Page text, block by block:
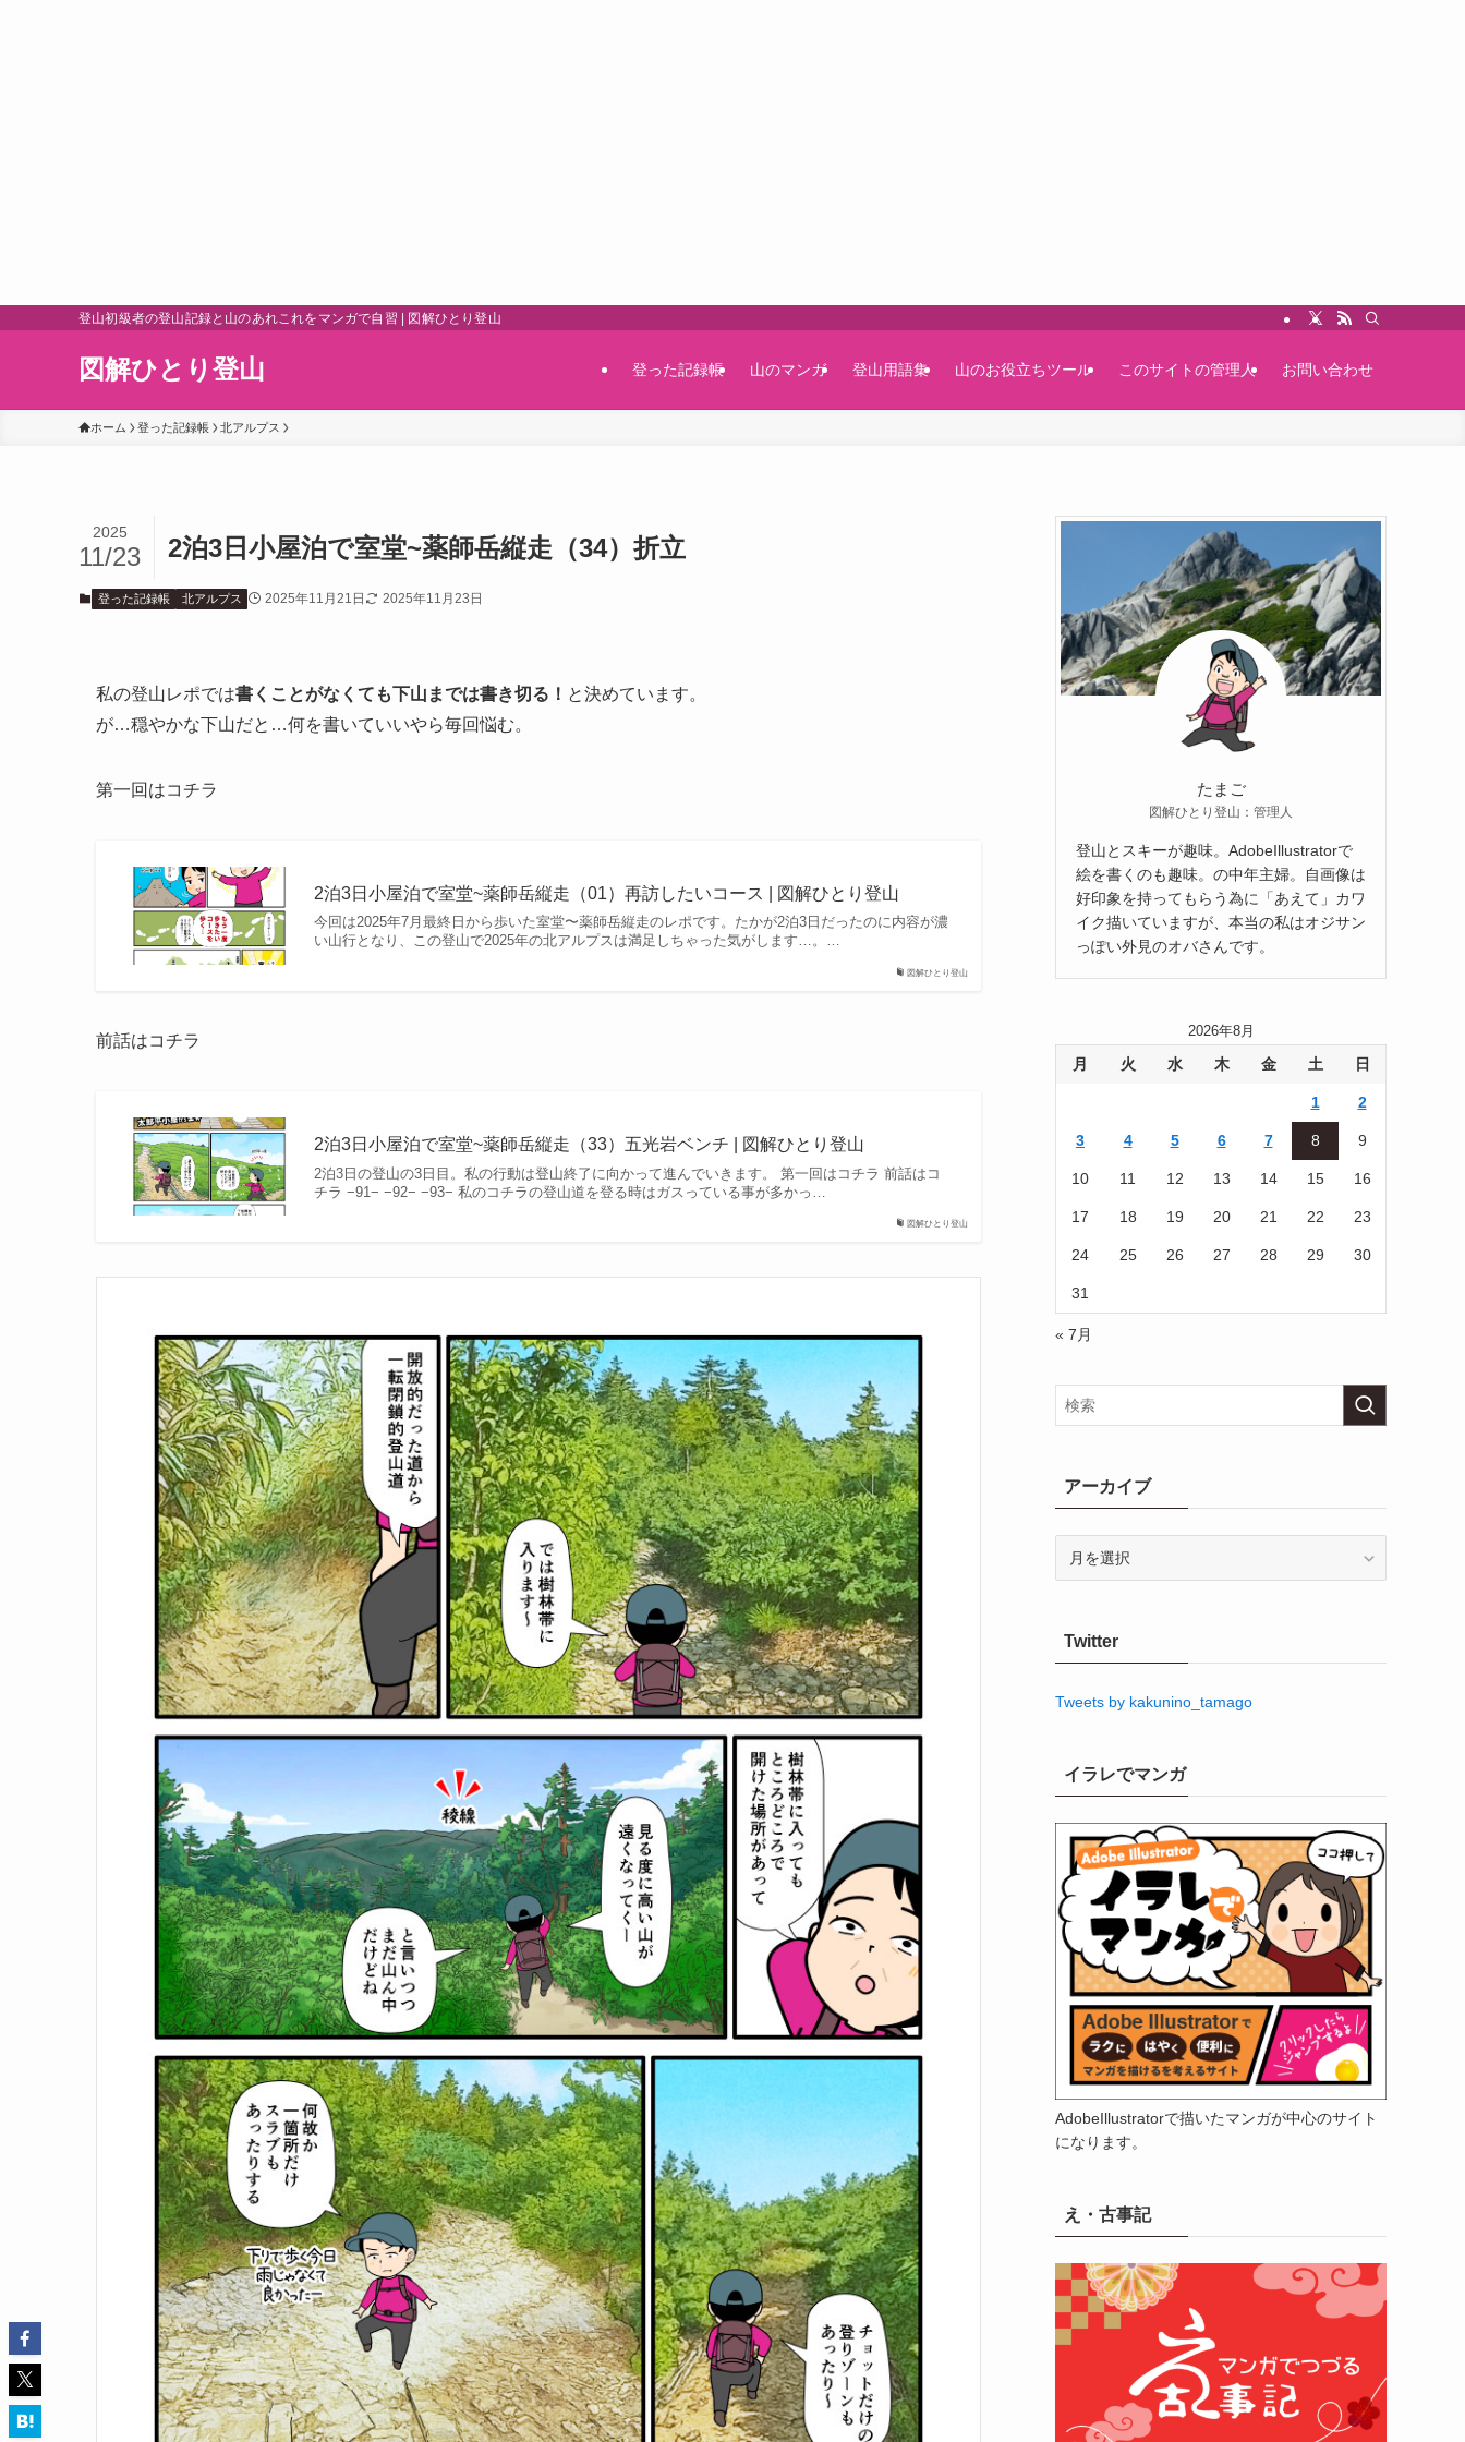
登山初級者の登山記録と山のあれこれをマンガで自習 | 図解ひとり登山
図解ひとり登山 登った記録帳 山のマンガ 登山用語集 山のお役立ちツール このサイトの管理人 お問い合わせ
ホーム 登った記録帳 北アルプス
2泊3日小屋泊で室堂~薬師岳縦走（34）折立
2025
11/23
登った記録帳 北アルプス 2025年11月21日 2025年11月23日
私の登山レポでは書くことがなくても下山までは書き切る！ と決めています。
が…穏やかな下山だと…何を書いていいやら毎回悩む。
第一回はコチラ
図解ひとり登山
2泊3日小屋泊で室堂~薬師岳縦走（01）再訪したいコース | 図解ひとり登山
今回は2025年7月最終日から歩いた室堂〜薬師岳縦走のレポです。たかが2泊3日だったのに内容が濃
い山行となり、この登山で2025年の北アルプスは満足しちゃった気がします…。…
前話はコチラ
図解ひとり登山
2泊3日小屋泊で室堂~薬師岳縦走（33）五光岩ベンチ | 図解ひとり登山
2泊3日の登山の3日目。私の行動は登山終了に向かって進んでいきます。 第一回はコチラ 前話はコ
チラ −91− −92− −93− 私のコチラの登山道を登る時はガスっている事が多かっ…
たまご
図解ひとり登山：管理人
登山とスキーが趣味。AdobeIllustratorで
絵を書くのも趣味。の中年主婦。自画像は
好印象を持ってもらう為に「あえて」カワ
イク描いていますが、本当の私はオジサン
っぽい外見のオバさんです。
2026年8月
月 火 水 木 金 土 日
1 2
3 4 5 6 7 8 9
10 11 12 13 14 15 16
17 18 19 20 21 22 23
24 25 26 27 28 29 30
31
« 7月
アーカイブ
ブTwitter
Tweets by kakunino_tamago
イラレでマンガ
AdobeIllustratorで描いたマンガが中心のサイト
になります。
え・古事記